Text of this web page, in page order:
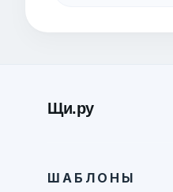
Щи.ру
ШАБЛОНЫ